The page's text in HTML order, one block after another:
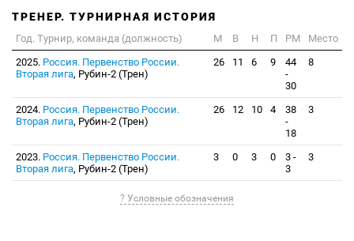
ТРЕНЕР. ТУРНИРНАЯ ИСТОРИЯ
Год. Турнир, команда (должность) М В Н П РМ
Место
2025. Россия. Первенство России.
Вторая лига, Рубин-2 (Трен)
26 11 6 9
44
-
30
8
2024. Россия. Первенство России.
Вторая лига, Рубин-2 (Трен)
26 12 10 4
38
-
18
3
2023. Россия. Первенство России.
Вторая лига, Рубин-2 (Трен)
3 0 3 0
3 -
3
3
? Условные обозначения